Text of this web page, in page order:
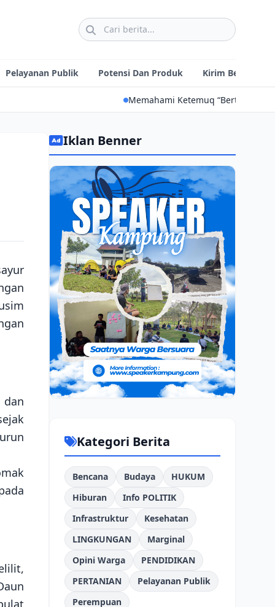
Pelayanan Publik Potensi Dan Produk Kirim Berita
Memahami Ketemuq “Bertemunya Frekuensi” dalam
Iklan Benner
Kategori Berita
Bencana Budaya
HUKUM
Hiburan
Info POLITIK
Infrastruktur
Kesehatan
LINGKUNGAN
Marginal
Opini Warga
PENDIDIKAN
PERTANIAN
Pelayanan Publik
Perempuan